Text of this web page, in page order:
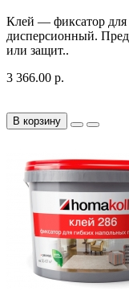
Клей — фиксатор
дисперсионный​.
или защит..
3 366.00 р.
В корзину